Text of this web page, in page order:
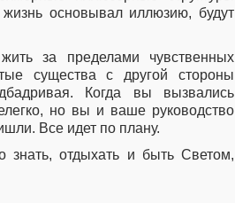
основывал иллюзию, будут
за пределами чувственных
существа с другой стороны
Когда вы вызвались
но вы и ваше руководство
Все идет по плану.
отдыхать и быть Светом,